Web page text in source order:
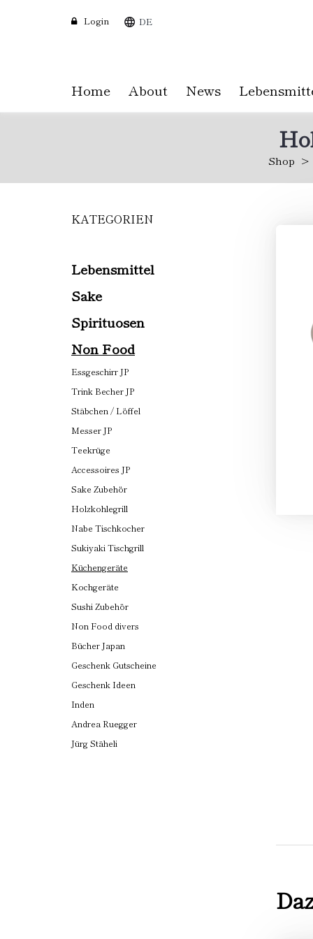
DE
Login
Home About News
Shop
KATEGORIEN
Lebensmittel
Sake
Spirituosen
Non Food
Essgeschirr JP
Trink Becher JP
Stäbchen / Löffel
Messer JP
Teekrüge
Accessoires JP
Sake Zubehör
Holzkohlegrill
Nabe Tischkocher
Sukiyaki Tischgrill
Küchengeräte
Kochgeräte
Sushi Zubehör
Non Food divers
Bücher Japan
Geschenk Gutscheine
Geschenk Ideen
Inden
Andrea Ruegger
Jürg Stäheli